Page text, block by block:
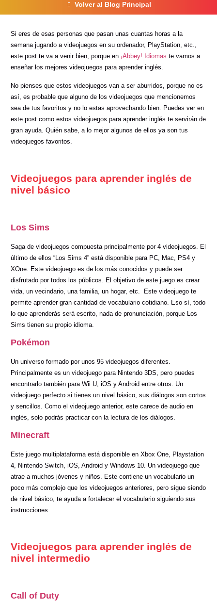
Volver al Blog Principal
Si eres de esas personas que pasan unas cuantas horas a la
semana jugando a videojuegos en su ordenador, PlayStation, etc.,
este post te va a venir bien, porque en ¡Abbey! Idiomas te vamos a
enseñar los mejores videojuegos para aprender inglés.
No pienses que estos videojuegos van a ser aburridos, porque no es
así, es probable que alguno de los videojuegos que mencionemos
sea de tus favoritos y no lo estas aprovechando bien. Puedes ver en
este post como estos videojuegos para aprender inglés te servirán de
gran ayuda. Quién sabe, a lo mejor algunos de ellos ya son tus
videojuegos favoritos.
Videojuegos para aprender inglés de
nivel básico
Los Sims
Saga de videojuegos compuesta principalmente por 4 videojuegos. El
último de ellos “Los Sims 4” está disponible para PC, Mac, PS4 y
XOne. Este videojuego es de los más conocidos y puede ser
disfrutado por todos los públicos. El objetivo de este juego es crear
vida, un vecindario, una familia, un hogar, etc. Este videojuego te
permite aprender gran cantidad de vocabulario cotidiano. Eso sí, todo
lo que aprenderás será escrito, nada de pronunciación, porque Los
Sims tienen su propio idioma.
Pokémon
Un universo formado por unos 95 videojuegos diferentes.
Principalmente es un videojuego para Nintendo 3DS, pero puedes
encontrarlo también para Wii U, iOS y Android entre otros. Un
videojuego perfecto si tienes un nivel básico, sus diálogos son cortos
y sencillos. Como el videojuego anterior, este carece de audio en
inglés, solo podrás practicar con la lectura de los diálogos.
Minecraft
Este juego multiplataforma está disponible en Xbox One, Playstation
4, Nintendo Switch, iOS, Android y Windows 10. Un videojuego que
atrae a muchos jóvenes y niños. Este contiene un vocabulario un
poco más complejo que los videojuegos anteriores, pero sigue siendo
de nivel básico, te ayuda a fortalecer el vocabulario siguiendo sus
instrucciones.
Videojuegos para aprender inglés de
nivel intermedio
Call of Duty